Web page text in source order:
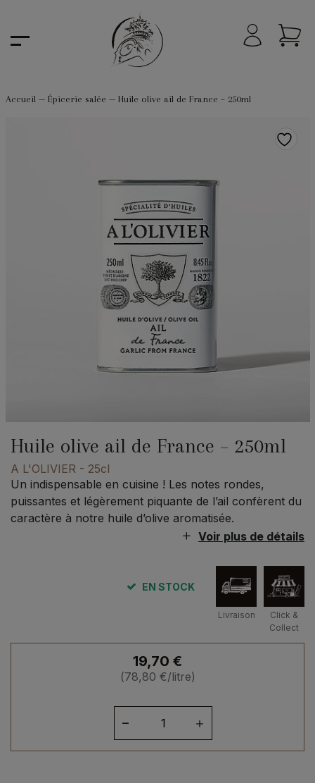
Accueil— Épicerie salée — Huile olive ail de France – 250ml
Huile olive ail de France – 250ml
A L'OLIVIER - 25cl
Un indispensable en cuisine ! Les notes rondes,
puissantes et légèrement piquante de l’ail confèrent du
caractère à notre huile d’olive aromatisée.
Voir plus de détails
EN STOCK
Livraison
Click &
Collect
19,70 €
(78,80 €/litre)
Huile